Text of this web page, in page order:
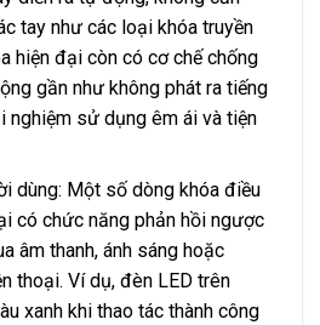
tay như các loại khóa truyền
hiện đại còn có cơ chế chống
gần như không phát ra tiếng
nghiệm sử dụng êm ái và tiện
dùng: Một số dòng khóa điều
có chức năng phản hồi ngược
âm thanh, ánh sáng hoặc
thoại. Ví dụ, đèn LED trên
xanh khi thao tác thành công